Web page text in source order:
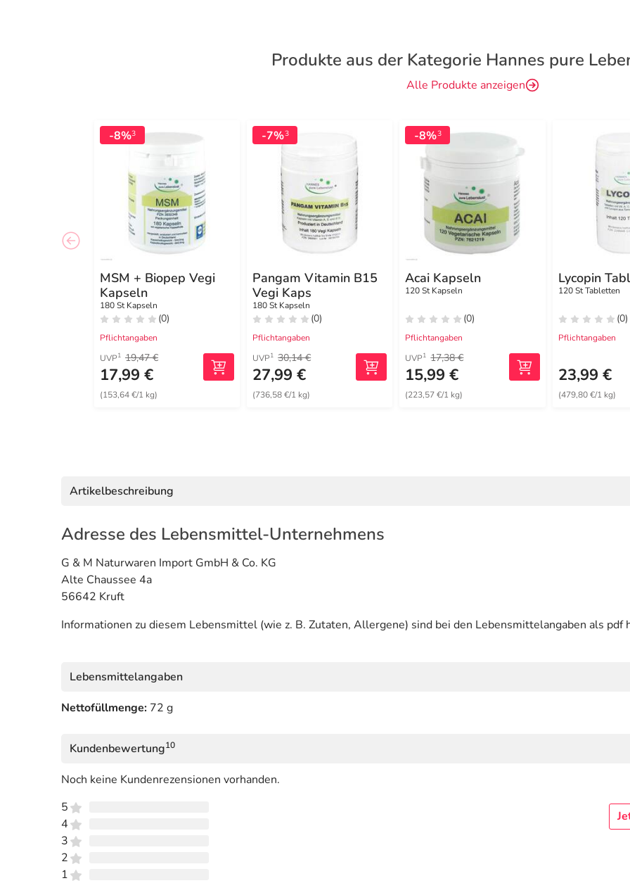
Produkte aus der Kategorie Hannes pure
Alle Produkte anzeigen
-8%3
MSM + Biopep Vegi
Kapseln
180 St Kapseln
(0)
Pflichtangaben
UVP1 19,47 €
17,99 €
(153,64 €/1 kg)
-7%3
Pangam Vitamin B15
Vegi Kaps
180 St Kapseln
(0)
Pflichtangaben
UVP1 30,14 €
27,99 €
(736,58 €/1 kg)
-8%3
Acai Kapseln
120 St Kapseln
(0)
Pflichtangaben
UVP1 17,38 €
15,99 €
(223,57 €/1 kg)
Lycopin
120 St Tabletten
(0)
Pflichtangaben
23,99 €
(479,80 €/1 kg)
Artikelbeschreibung
Adresse des Lebensmittel-Unternehmens
G & M Naturwaren Import GmbH & Co. KG
Alte Chaussee 4a
56642 Kruft
Informationen zu diesem Lebensmittel (wie z. B. Zutaten, Allergene) sind bei den Lebensmittelangaben als pdf
Lebensmittelangaben
Nettofüllmenge: 72 g
Kundenbewertung10
Noch keine Kundenrezensionen vorhanden.
5
4
3
2
1